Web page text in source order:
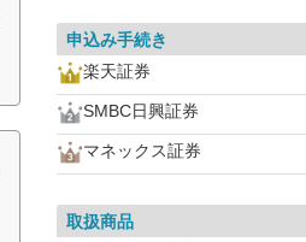
申込み手続き
楽天証券
SMBC日興証券
マネックス証券
取扱商品